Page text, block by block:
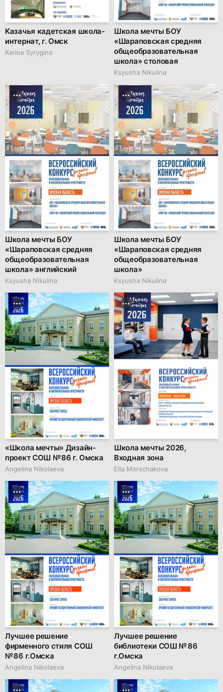
Казачья кадетская школа-
интернат, г. Омск
Karina Syrygina
Школа мечты БОУ
«Шараповская средняя
общеобразовательная
школа» столовая
Ksyusha Nikulina
Школа мечты БОУ
«Шараповская средняя
общеобразовательная
школа» английский
Ksyusha Nikulina
Школа мечты БОУ
«Шараповская средняя
общеобразовательная
школа»
Ksyusha Nikulina
«Школа мечты» Дизайн-
проект СОШ № 86 г. Омска
Angelina Nikolaeva
Школа мечты 2026,
Входная зона
Ella Morschakova
Лучшее решение
фирменного стиля СОШ
№ 86 г.Омска
Angelina Nikolaeva
Лучшее решение
библиотеки СОШ № 86
г.Омска
Angelina Nikolaeva